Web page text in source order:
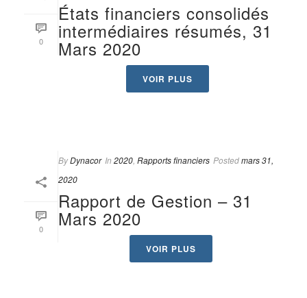
0
États financiers consolidés
intermédiaires résumés, 31
Mars 2020
VOIR PLUS
0
ByDynacor In 2020 Rapports financiers Postedmars 31,
2020
Rapport de Gestion – 31
Mars 2020
VOIR PLUS